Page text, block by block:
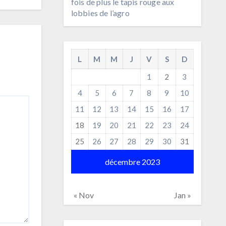
lobbies de l’agro
décembre 2023
L M M J V S
D
1
2
3
4
5 6 7 8 9
10
11
12 13 14 15 16
17
18
19 20 21 22 23
24
25
26 27 28 29 30 31
« Nov Jan »